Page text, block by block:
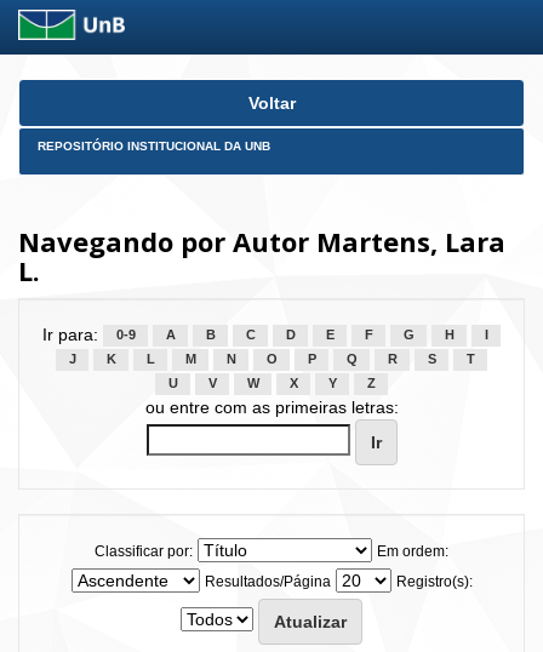
Skip
Voltar
REPOSITÓRIO INSTITUCIONAL DA UNB
Navegando por Autor Martens, Lara
L.
Ir para: 0-9 A B C D E F G H
J
K L M N O P Q R S
T
U
V W X Y Z
ou entre com as primeiras letras:
Classificar por:
Em ordem:
Resultados/Página
Registro(s):